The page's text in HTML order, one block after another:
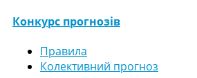
Конкурс прогнозів
Правила
Колективний прогноз